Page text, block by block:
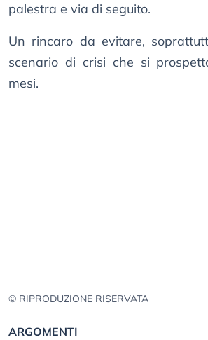
palestra e via di seguito.
Un rincaro da evitare,
scenario di crisi che si
mesi.
© RIPRODUZIONE RISERVATA
ARGOMENTI